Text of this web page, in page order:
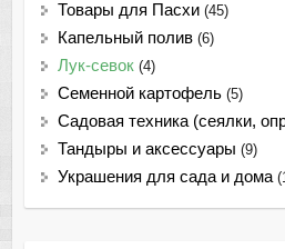
Товары для Пасхи (45)
Капельный полив (6)
Лук-севок (4)
Семенной картофель (5)
Садовая техника (сеялки,
Тандыры и аксессуары (9)
Украшения для сада и дома